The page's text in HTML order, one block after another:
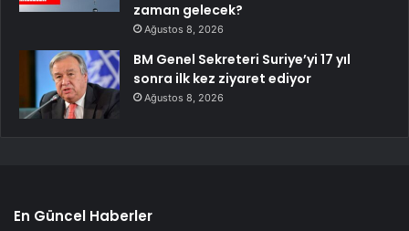
zaman gelecek?
Ağustos 8, 2026
BM Genel Sekreteri Suriye’yi 17 yıl
sonra ilk kez ziyaret ediyor
Ağustos 8, 2026
En Güncel Haberler